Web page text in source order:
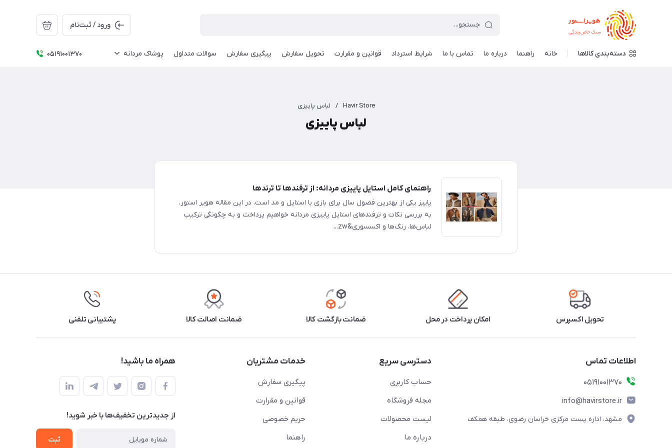
ورود / ثبت‌نام
دسته‌بندی کالاها خانه راهنما درباره ما تماس با ما شرایط استرداد قوانین و مقرارت تحویل سفارش پیگیری سفارش سوالات متداول پوشاک مردانه 05191001370
Havir Store
/ لباس پاییزی
لباس پاییزی
راهنمای کامل استایل پاییزی مردانه: از ترفندها تا ترندها
پاییز یکی از بهترین فصول سال برای بازی با استایل و مد است. در این مقاله هویر استور،
به بررسی نکات و ترفندهای استایل پاییزی مردانه خواهیم پرداخت و به چگونگی ترکیب
لباس‌ها، رنگ‌ها و اکسسوری&zw...
تحویل اکسپرس امکان پرداخت در محل ضمانت بازگشت کالا ضمانت اصالت کالا پشتیبانی تلفنی
اطلاعات تماس
05191001370
info@havirstore.ir
مشهد، اداره پست مرکزی خراسان رضوی، طبقه همکف
دسترسی سریع
حساب کاربری
مجله فروشگاه
لیست محصولات
درباره ما
خدمات مشتریان
پیگیری سفارش
قوانین و مقرارت
حریم خصوصی
راهنما
همراه ما باشید!
از جدید‌ترین تخفیف‌ها با‌ خبر شوید!
ثبت